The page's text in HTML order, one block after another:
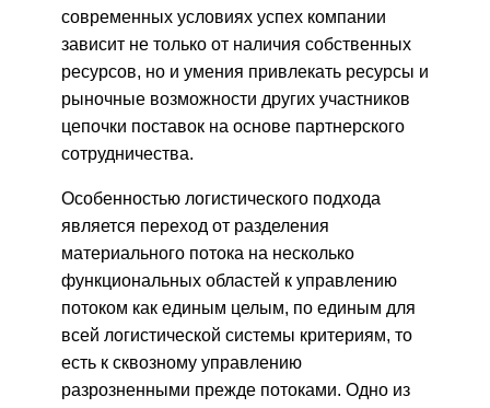
современных условиях успех компании
зависит не только от наличия собственных
ресурсов, но и умения привлекать ресурсы и
рыночные возможности других участников
цепочки поставок на основе партнерского
сотрудничества.
Особенностью логистического подхода
является переход от разделения
материального потока на несколько
функциональных областей к управлению
потоком как единым целым, по единым для
всей логистической системы критериям, то
есть к сквозному управлению
разрозненными прежде потоками. Одно из